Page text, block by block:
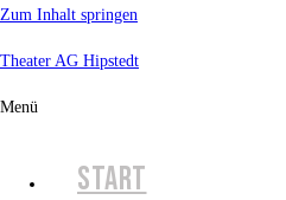
Zum Inhalt springen
Theater AG Hipstedt
Menü
START